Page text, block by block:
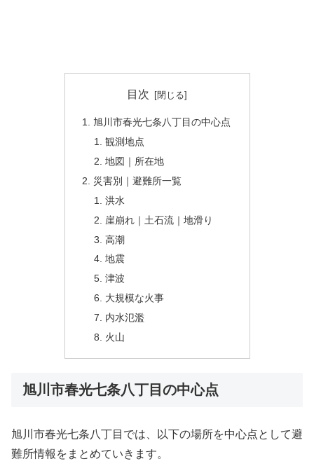
目次
旭川市春光七条八丁目の中心点
観測地点
地図｜所在地
災害別｜避難所一覧
洪水
崖崩れ｜土石流｜地滑り
高潮
地震
津波
大規模な火事
内水氾濫
火山
旭川市春光七条八丁目の中心点
旭川市春光七条八丁目では、以下の場所を中心点として避
難所情報をまとめていきます。